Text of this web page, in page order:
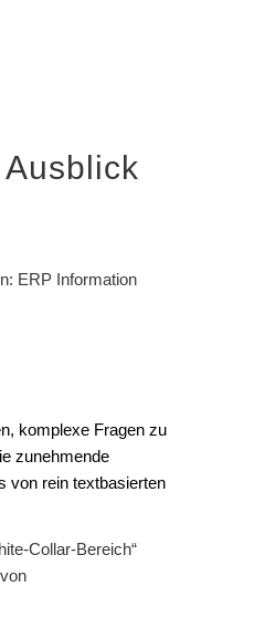
ERP Information
komplexe Fragen zu
zunehmende
von rein textbasierten
Collar-Bereich“